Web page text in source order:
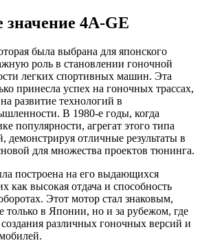
значение 4A-GE
была выбрана для японского
роль в становлении гоночной
легких спортивных машин. Эта
принесла успех на гоночных трассах,
развитие технологий в
В 1980-е годы, когда
популярности, агрегат этого типа
демонстрируя отличные результаты в
для множества проектов тюнинга.
построена на его выдающихся
как высокая отдача и способность
Этот мотор стал знаковым,
только в Японии, но и за рубежом, где
различных гоночных версий и